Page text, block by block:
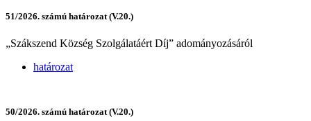
51/2026. számú határozat (V.20.)
„Szákszend Község Szolgálatáért Díj” adományozásáról
határozat
50/2026. számú határozat (V.20.)